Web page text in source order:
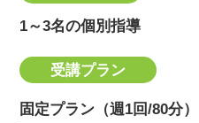
1～3名の個別指導
受講プラン
固定プラン（週1回/80分）